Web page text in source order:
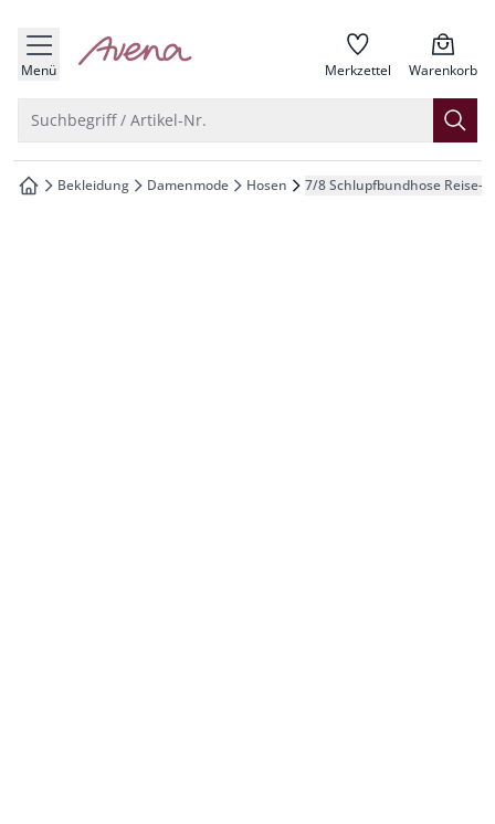
springen
springen
springen
springen
Menü zur Startseite Merkzettel Warenkorb
Suchbegriff / Artikel-Nr.
zur Startseite
Bekleidung Damenmode Hosen 7/8 Schlupfbundhose Reise-